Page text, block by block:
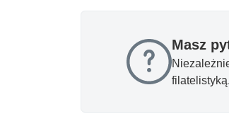
Masz
filatelistyką.